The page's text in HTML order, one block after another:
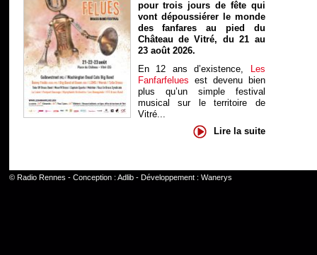
pour trois jours de fête qui
vont dépoussiérer le monde
des fanfares au pied du
Château de Vitré, du 21 au
23 août 2026.
En 12 ans d’existence, Les
Fanfarfelues est devenu bien
plus qu’un simple festival
musical sur le territoire de
Vitré...
Lire la suite
© Radio Rennes - Conception : Adlib- Développement : Wanerys